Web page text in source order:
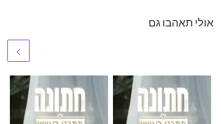
אולי תאהבו גם